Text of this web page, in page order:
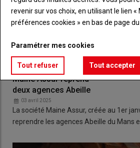
Maine Assur reprend
deux agences Abeille
03 avril 2025
La société Maine Assur, créée au 1er
reprendre les agences Abeille du Mans
revenir sur vos choix, en utilisant le lien «
préférences cookies » en bas de page du
Paramétrer mes cookies
Tout refuser Tout accepter